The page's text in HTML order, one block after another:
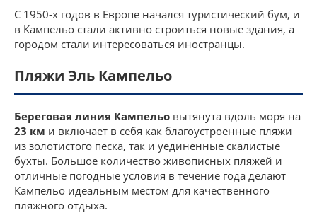
С 1950-х годов в Европе начался туристический бум, и
в Кампельо стали активно строиться новые здания, а
городом стали интересоваться иностранцы.
Пляжи Эль Кампельо
Береговая линия Кампельо вытянута вдоль моря на
23 км и включает в себя как благоустроенные пляжи
из золотистого песка, так и уединенные скалистые
бухты. Большое количество живописных пляжей и
отличные погодные условия в течение года делают
Кампельо идеальным местом для качественного
пляжного отдыха.